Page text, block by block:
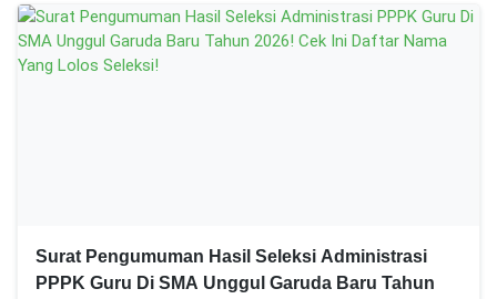
Surat Pengumuman Hasil Seleksi Administrasi
PPPK Guru Di SMA Unggul Garuda Baru Tahun